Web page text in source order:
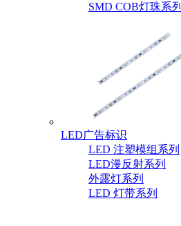
SMD COB灯珠系列
LED广告标识
LED 注塑模组系列
LED漫反射系列
外露灯系列
LED 灯带系列